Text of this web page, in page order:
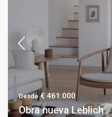
Desde € 461.000
Obra nueva Leblich